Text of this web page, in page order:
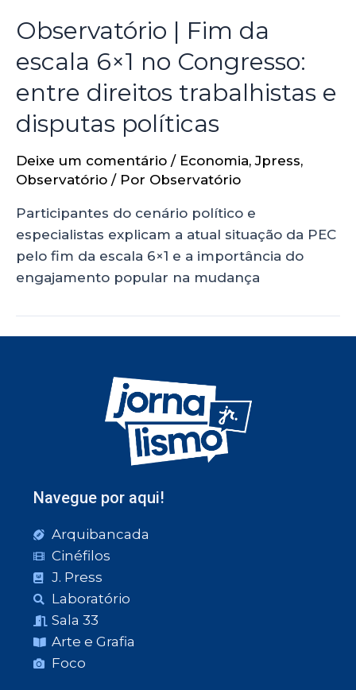
Observatório | Fim da
escala 6×1 no Congresso:
entre direitos trabalhistas e
disputas políticas
Deixe um comentário / Economia,Jpress,
Observatório / Por Observatório
Participantes do cenário político e
especialistas explicam a atual situação da PEC
pelo fim da escala 6×1 e a importância do
engajamento popular na mudança
Navegue por aqui!
Arquibancada
Cinéfilos
J. Press
Laboratório
Sala 33
Arte e Grafia
Foco